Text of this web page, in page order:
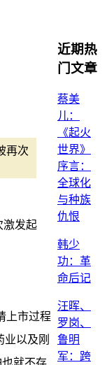
再次
激发起
上市过程
以及刚
近期热
门文章
蔡美
儿：
《起火
世界》
序言：
全球化
与种族
仇恨
韩少
功：革
命后记
汪晖、
罗岗、
鲁明
军：跨